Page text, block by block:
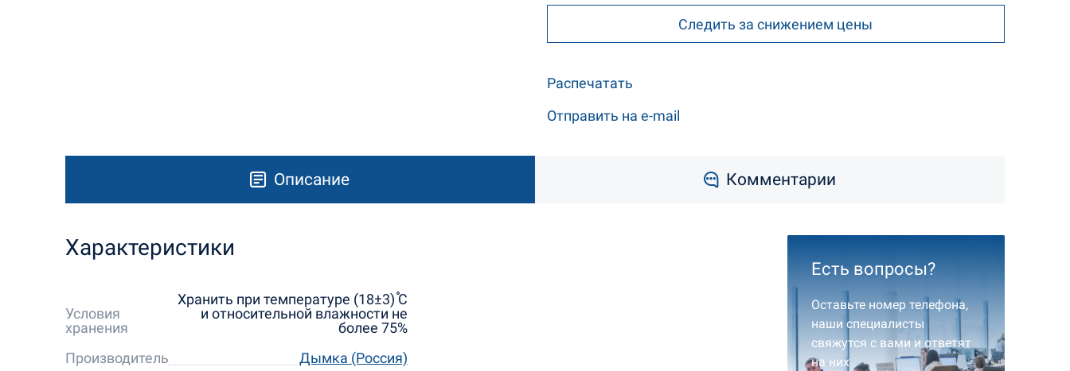
Следить за снижением цены
Распечатать
Отправить на e-mail
Описание Комментарии
Характеристики
Условия
хранения
Хранить при температуре (18±3) ֯С
и относительной влажности не
более 75%
Производитель
Дымка (Россия)
Есть вопросы?
Оставьте номер телефона,
наши специалисты
свяжутся с вами и ответят
на них